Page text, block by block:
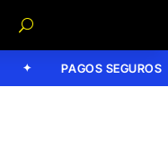
PAGOS SEGUROS